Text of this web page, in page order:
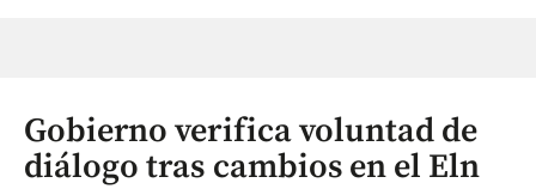
Gobierno verifica voluntad de
diálogo tras cambios en el Eln